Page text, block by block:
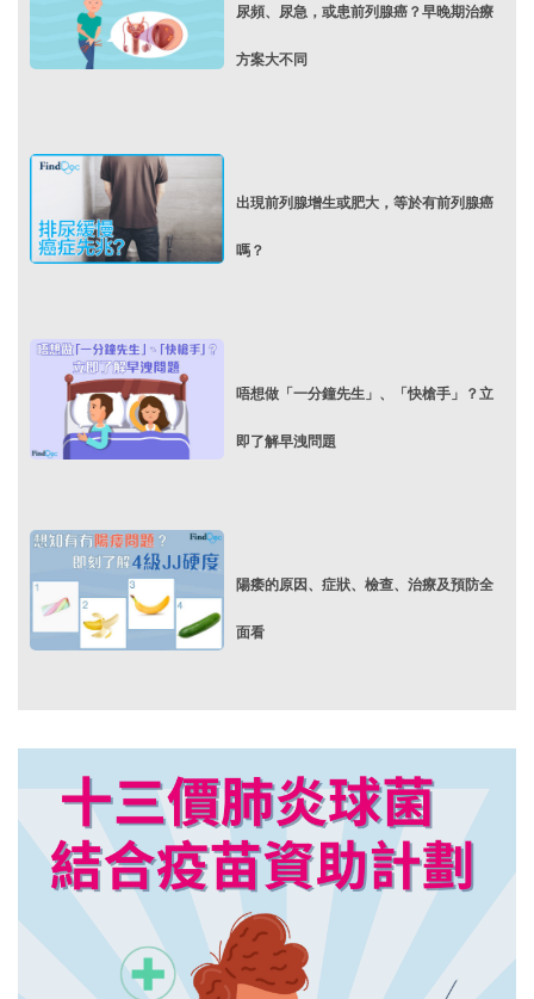
尿頻、尿急，或患前列腺癌？早晚期治療
方案大不同
出現前列腺增生或肥大，等於有前列腺癌
嗎？
唔想做「一分鐘先生」、「快槍手」？立
即了解早洩問題
陽痿的原因、症狀、檢查、治療及預防全
面看